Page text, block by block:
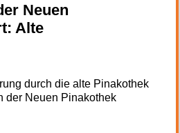
Neuen
Alte
durch die alte Pinakothek
der Neuen Pinakothek